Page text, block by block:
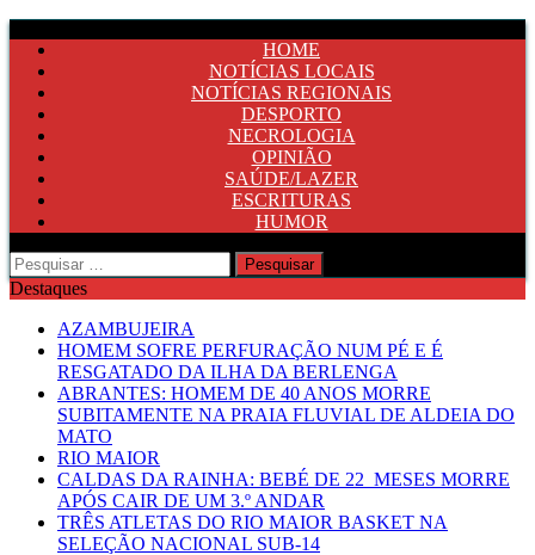
HOME
NOTÍCIAS LOCAIS
NOTÍCIAS REGIONAIS
DESPORTO
NECROLOGIA
OPINIÃO
SAÚDE/LAZER
ESCRITURAS
HUMOR
Pesquisar
por:
Destaques
AZAMBUJEIRA
HOMEM SOFRE PERFURAÇÃO NUM PÉ E É
RESGATADO DA ILHA DA BERLENGA
ABRANTES: HOMEM DE 40 ANOS MORRE
SUBITAMENTE NA PRAIA FLUVIAL DE ALDEIA DO
MATO
RIO MAIOR
CALDAS DA RAINHA: BEBÉ DE 22 MESES MORRE
APÓS CAIR DE UM 3.º ANDAR
TRÊS ATLETAS DO RIO MAIOR BASKET NA
SELEÇÃO NACIONAL SUB-14